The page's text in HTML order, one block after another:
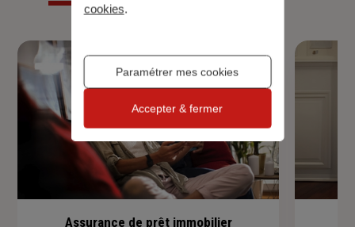
Assurance de prêt immobilier
cookies.
Paramétrer mes cookies
Accepter & fermer